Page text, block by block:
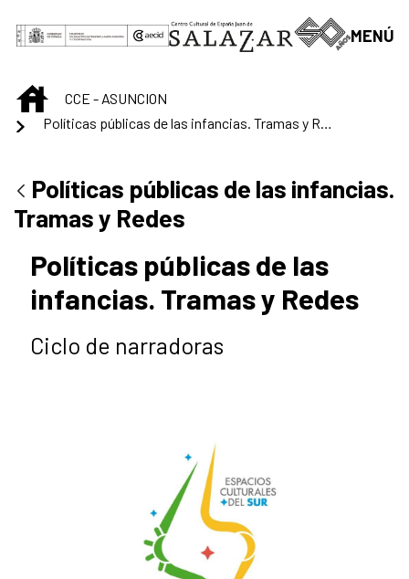
Saltar al contenido principal
MENÚ
INICIOCCE - ASUNCION
Políticas públicas de las infancias.
Tramas y Redes
Políticas públicas de las
infancias. Tramas y Redes
Ciclo de narradoras